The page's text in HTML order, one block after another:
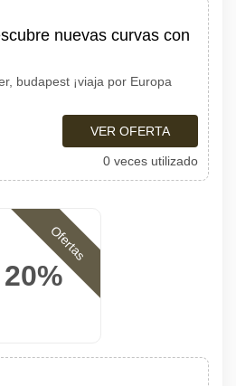
nuevas curvas con
budapest ¡viaja por Europa
VER OFERTA
0 veces utilizado
20%
Ofertas